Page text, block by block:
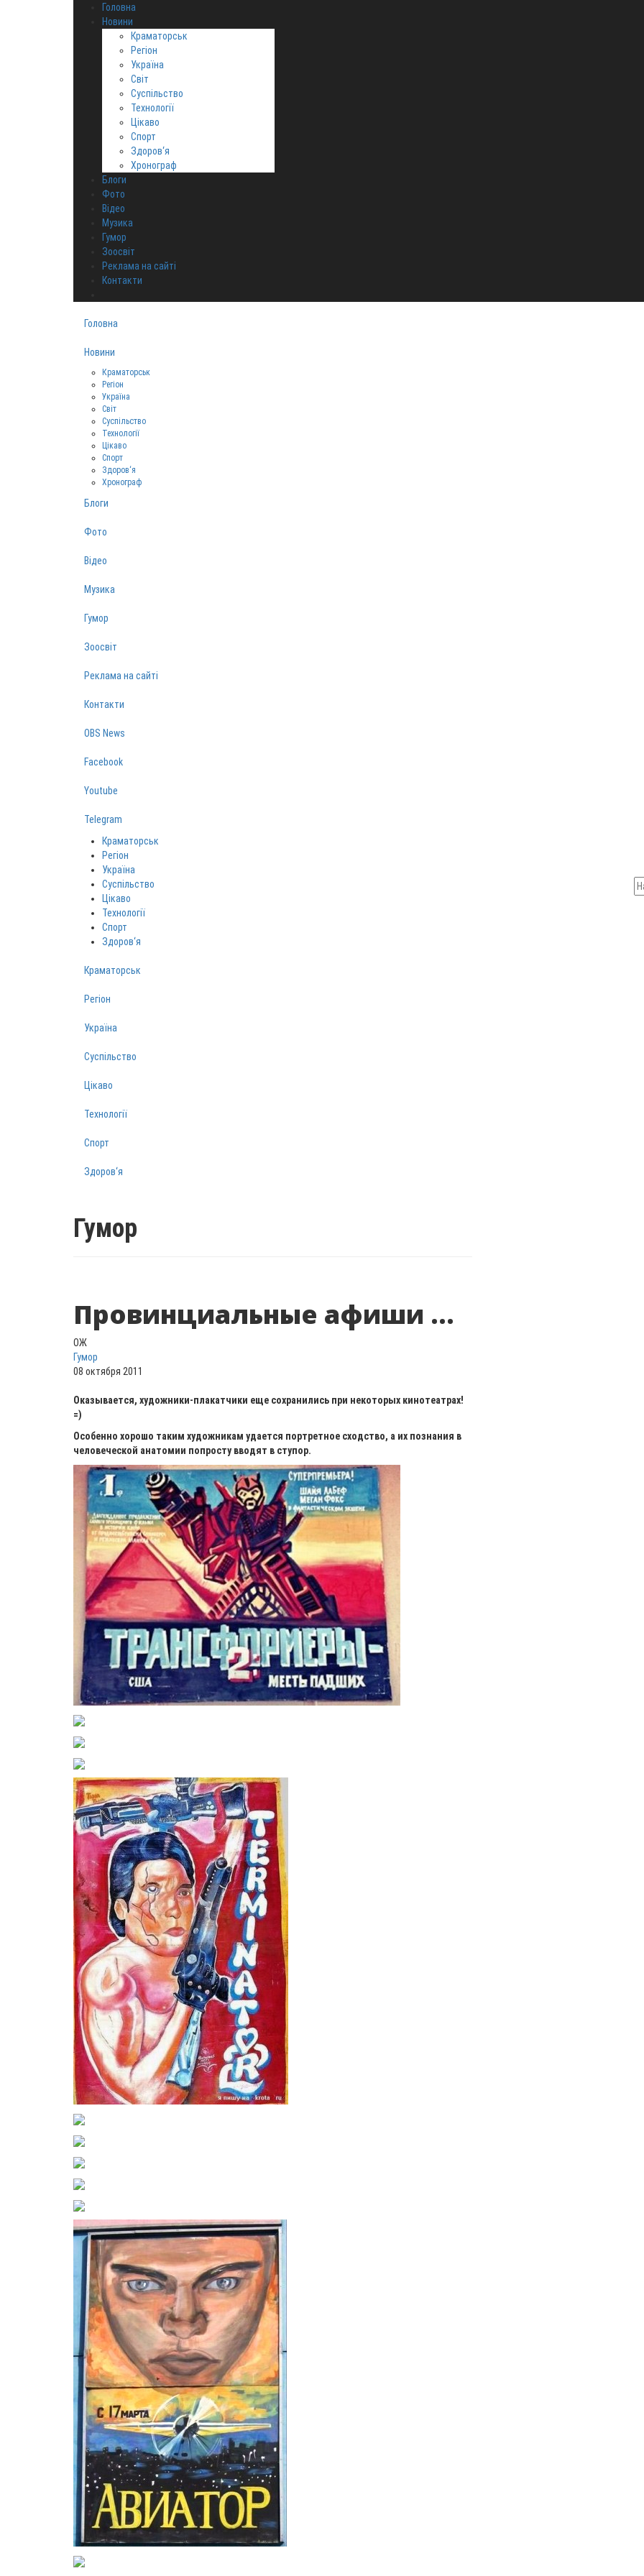
Головна
Новини
Краматорськ
Регіон
Україна
Світ
Суспільство
Технології
Цікаво
Спорт
Здоров‘я
Хронограф
Блоги
Фото
Відео
Музика
Гумор
Зоосвіт
Реклама на сайті
Контакти
Головна
Новини
Краматорськ
Регіон
Україна
Світ
Суспільство
Технології
Цікаво
Спорт
Здоров‘я
Хронограф
Блоги
Фото
Відео
Музика
Гумор
Зоосвіт
Реклама на сайті
Контакти
OBS News
Facebook
Youtube
Telegram
Краматорськ
Регіон
Україна
Суспільство
Цікаво
Технології
Спорт
Здоров‘я
Краматорськ
Регіон
Україна
Суспільство
Цікаво
Технології
Спорт
Здоров‘я
Гумор
Провинциальные афиши ...
ОЖ
Гумор
08 октября 2011
Оказывается, художники-плакатчики еще сохранились при некоторых кинотеатрах!
=)
Особенно хорошо таким художникам удается портретное сходство, а их познания в
человеческой анатомии попросту вводят в ступор.